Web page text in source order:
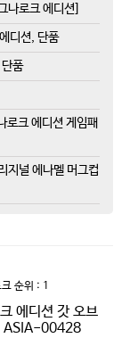
나로크 에디션]
디션, 단품
품
로크 에디션 게임패
널 에나멜 머그컵
순위 : 1
에디션 갓 오브
ASIA-00428